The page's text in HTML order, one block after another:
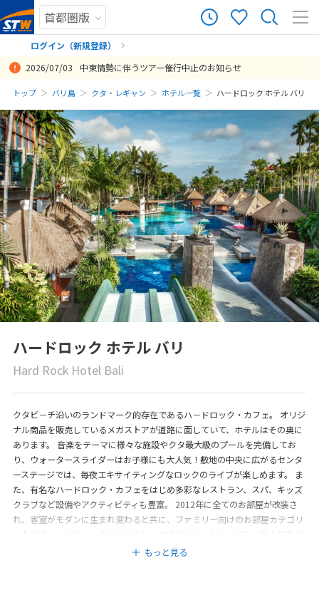
ログイン（新規登録）
まだ履歴がありません
まだ登録がありません
2026/07/03 中東情勢に伴うツアー催行中止のお知らせ
トップ バリ島 クタ・レギャン ホテル一覧 ハードロック ホテル バリ
ハードロック ホテル バリ
Hard Rock Hotel Bali
クタビ－チ沿いのランドマーク的存在であるハ－ドロック・カフェ。 オリジ
ナル商品を販売しているメガストアが道路に面していて、ホテルはその奥に
あります。 音楽をテーマに様々な施設やクタ最大級のプールを完備してお
り、ウォータースライダーはお子様にも大人気！敷地の中央に広がるセンタ
ーステージでは、毎夜エキサイティングなロックのライブが楽しめます。 ま
た、有名なハードロック・カフェをはじめ多彩なレストラン、スパ、キッズ
クラブなど設備やアクティビティも豊富。 2012年に全てのお部屋が改装さ
れ、客室がモダンに生まれ変わると共に、ファミリー向けのお部屋カテゴリ
もっと見る